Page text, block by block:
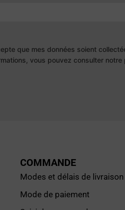
que mes données soient
vous pouvez consulter notre
COMMANDE
Modes et délais de livraison
Mode de paiement